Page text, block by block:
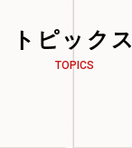
トピックス
TOPICS